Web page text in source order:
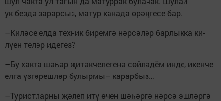
ук бездә зарарсыз, матур канада өрәңгесе бар.
–Киләсе елда техник би­ремгә нәрсәләр барлыкка ки­
лүен теләр идегез?
–Бу хакта шәһәр җитәкче­легенә сөйләдём инде, икенче
елга үзгәрешләр булырмы– карарбыз…
–Туристларны җәлеп итү өчен шәһәргә нәрсә эшләргә